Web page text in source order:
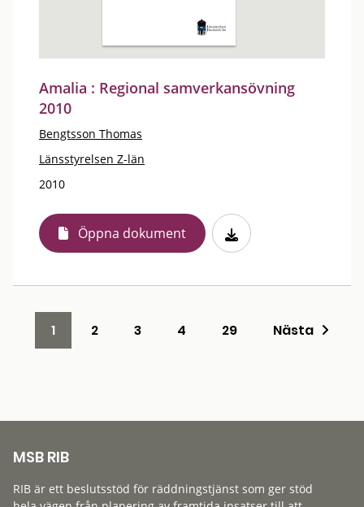
Amalia : Regional samverkansövning
2010
Bengtsson Thomas
Länsstyrelsen Z-län
2010
Öppna dokument
1 2 3 4 29 Nästa
MSB RIB
RIB är ett beslutsstöd för räddningstjänst som ger stöd